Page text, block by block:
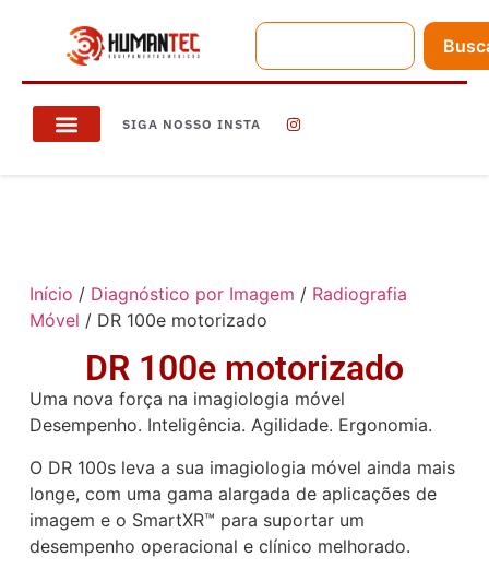
SIGA NOSSO INSTA
Início / Diagnóstico por Imagem / Radiografia
Móvel / DR 100e motorizado
DR 100e motorizado
Uma nova força na imagiologia móvel
Desempenho. Inteligência. Agilidade. Ergonomia.
O DR 100s leva a sua imagiologia móvel ainda mais
longe, com uma gama alargada de aplicações de
imagem e o SmartXR™ para suportar um
desempenho operacional e clínico melhorado.